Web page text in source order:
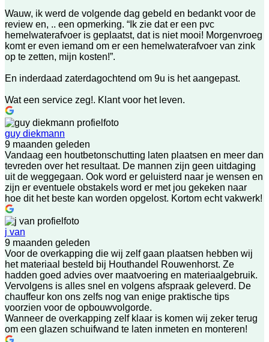
Wauw, ik werd de volgende dag gebeld en bedankt voor de
review en, .. een opmerking. “Ik zie dat er een pvc
hemelwaterafvoer is geplaatst, dat is niet mooi! Morgenvroeg
komt er even iemand om er een hemelwaterafvoer van zink
op te zetten, mijn kosten!”.
En inderdaad zaterdagochtend om 9u is het aangepast.
Wat een service zeg!. Klant voor het leven.
guy diekmann
9 maanden geleden
Vandaag een houtbetonschutting laten plaatsen en meer dan
tevreden over het resultaat. De mannen zijn geen uitdaging
uit de weggegaan. Ook word er geluisterd naar je wensen en
zijn er eventuele obstakels word er met jou gekeken naar
hoe dit het beste kan worden opgelost. Kortom echt vakwerk!
j van
9 maanden geleden
Voor de overkapping die wij zelf gaan plaatsen hebben wij
het materiaal besteld bij Houthandel Rouwenhorst. Ze
hadden goed advies over maatvoering en materiaalgebruik.
Vervolgens is alles snel en volgens afspraak geleverd. De
chauffeur kon ons zelfs nog van enige praktische tips
voorzien voor de opbouwvolgorde.
Wanneer de overkapping zelf klaar is komen wij zeker terug
om een glazen schuifwand te laten inmeten en monteren!